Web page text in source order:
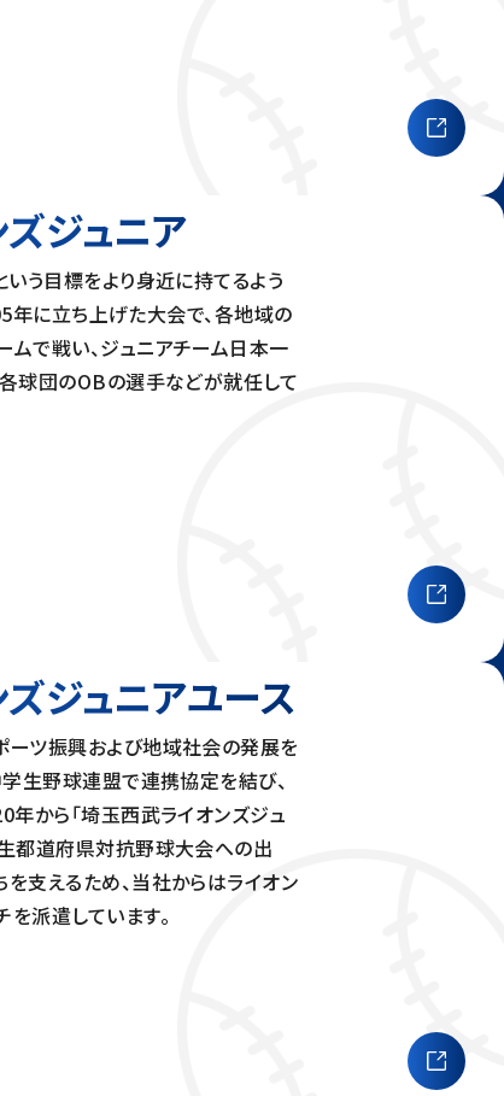
ジュニア
う目標をより身近に持てるよう
年に立ち上げた大会で、各地域の
で戦い、ジュニアチーム日本一
球団のOBの選手などが就任して
ジュニアユース
ーツ振興および地域社会の発展を
生野球連盟で連携協定を結び、
から「埼玉西武ライオンズジュ
生都道府県対抗野球大会への出
支えるため、当社からはライオン
派遣しています。